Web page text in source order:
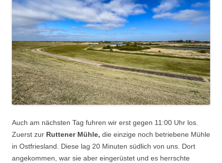
Auch am nächsten Tag fuhren wir erst gegen 11:00 Uhr los.
Zuerst zur Ruttener Mühle, die einzige noch betriebene Mühle
in Ostfriesland. Diese lag 20 Minuten südlich von uns. Dort
angekommen, war sie aber eingerüstet und es herrschte